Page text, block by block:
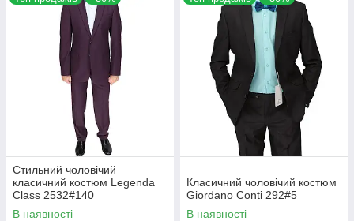
Стильний чоловічий
класичний костюм Legenda
Class 2532#140
В наявності
Класичний чоловічий костюм
Giordano Conti 292#5
В наявності